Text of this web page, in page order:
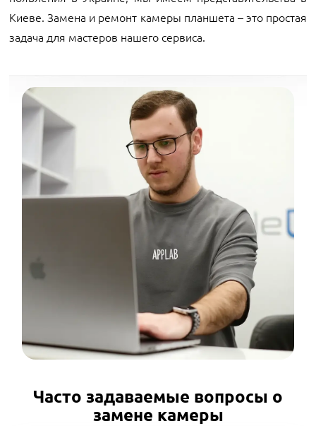
Киеве. Замена и ремонт камеры планшета – это простая
задача для мастеров нашего сервиса.
Часто задаваемые вопросы о
замене камеры